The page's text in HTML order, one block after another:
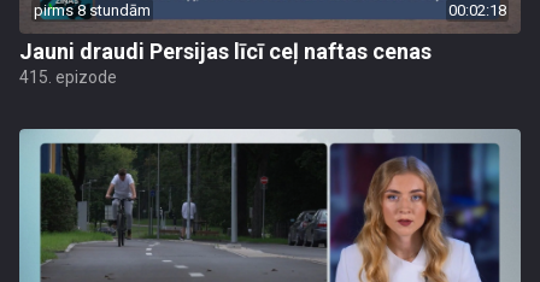
pirms 8 stundām 00:02:18
Jauni draudi Persijas līcī ceļ naftas cenas
415. epizode